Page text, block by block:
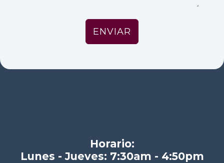
ENVIAR
Horario:
Lunes - Jueves: 7:30am - 4:50pm